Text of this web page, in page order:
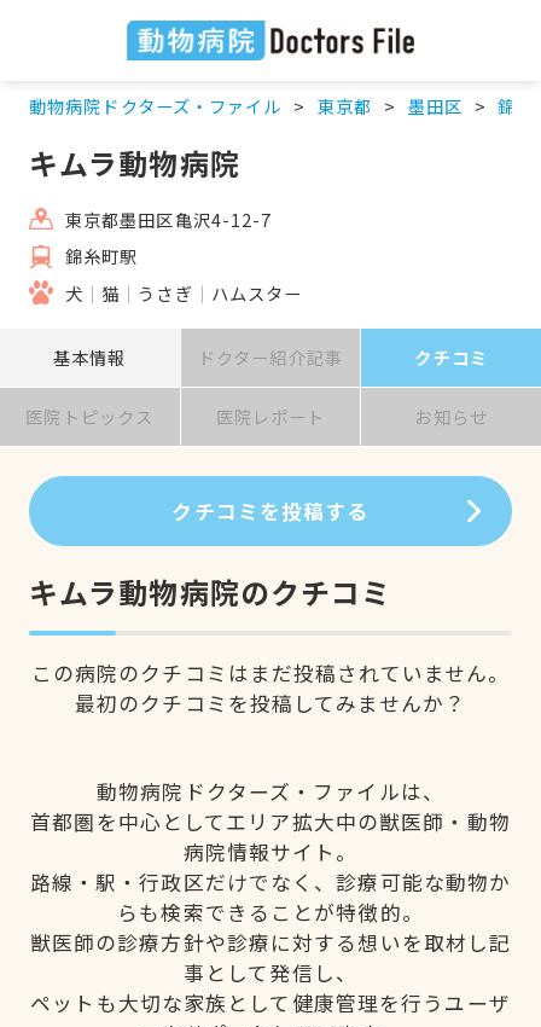
動物病院ドクターズ・ファイル 東京都 墨田区 錦糸
キムラ動物病院
東京都墨田区亀沢4-12-7
錦糸町駅
犬
猫 うさぎ ハムスター
基本情報 ドクター紹介記事 クチコミ
医院トピックス 医院レポート お知らせ
クチコミを投稿する
キムラ動物病院のクチコミ
この病院のクチコミはまだ投稿されていません。
最初のクチコミを投稿してみませんか？
動物病院ドクターズ・ファイルは、
首都圏を中心としてエリア拡大中の獣医師・動物
病院情報サイト。
路線・駅・行政区だけでなく、診療可能な動物か
らも検索できることが特徴的。
獣医師の診療方針や診療に対する想いを取材し記
事として発信し、
ペットも大切な家族として健康管理を行うユーザ